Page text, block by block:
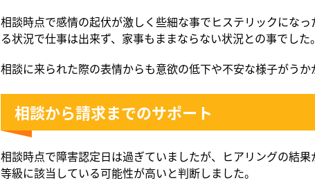
相談時点で感情の起伏が激しく些細な事でヒステリックにな
る状況で仕事は出来ず、家事もままならない状況との事でした
相談に来られた際の表情からも意欲の低下や不安な様子がう
相談から請求までのサポート
相談時点で障害認定日は過ぎていましたが、ヒアリングの結
等級に該当している可能性が高いと判断しました。